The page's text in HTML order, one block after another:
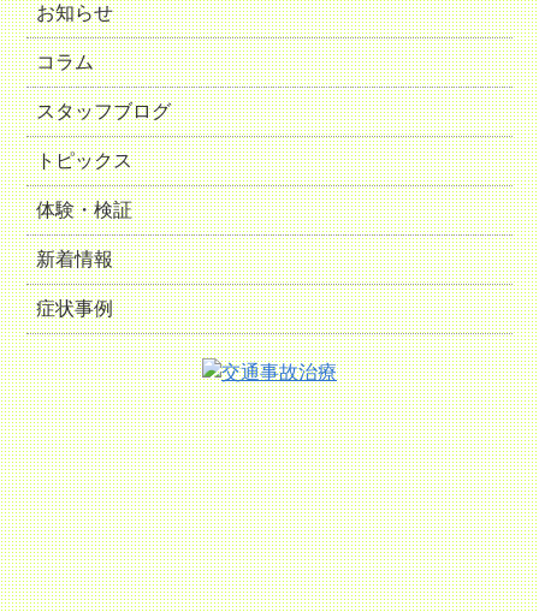
お知らせ
コラム
スタッフブログ
トピックス
体験・検証
新着情報
症状事例